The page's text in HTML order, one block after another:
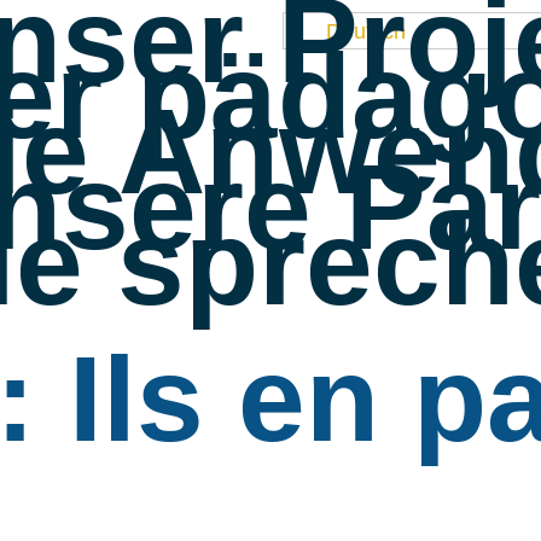
Deutsch
Ils en